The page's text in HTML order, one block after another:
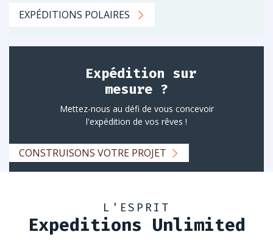
EXPÉDITIONS POLAIRES
Expédition sur
mesure ?
Mettez-nous au défi de vous concevoir
l'expédition de vos rêves !
CONSTRUISONS VOTRE PROJET
L'ESPRIT
Expeditions Unlimited